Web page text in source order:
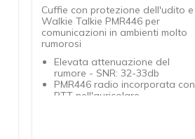
Cuffie con protezione dell'udito e
Walkie Talkie PMR446 per
comunicazioni in ambienti molto
rumorosi
Elevata attenuazione del
rumore - SNR: 32-33db
PMR446 radio incorporata con
PTT nell'auricolare